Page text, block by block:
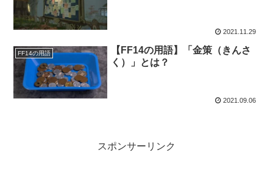
2021.11.29
FF14の用語
【FF14の用語】「金策（きんさ
く）」とは？
2021.09.06
スポンサーリンク